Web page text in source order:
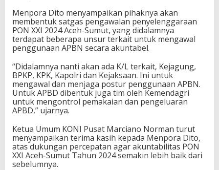
j
u
d
k
a
P
O
N
Y
a
S
u
k
Menpora Dito menyampaikan pihaknya akan
membentuk satgas pengawalan penyelenggaraan
PON XXI 2024 Aceh-Sumut, yang didalamnya
terdapat beberapa unsur terkait untuk mengawal
penggunaan APBN secara akuntabel.
“Didalamnya nanti akan ada K/L terkait, Kejagung,
BPKP, KPK, Kapolri dan Kejaksaan. Ini untuk
mengawal dan menjaga postur penggunaan APBN.
Untuk APBD dibentuk juga tim oleh Kemendagri
untuk mengontrol pemakaian dan pengeluaran
APBD,” ujarnya.
Ketua Umum KONI Pusat Marciano Norman turut
menyampaikan terima kasih kepada Menpora Dito,
atas dukungan percepatan agar akuntabilitas PON
XXI Aceh-Sumut Tahun 2024 semakin lebih baik dari
sebelumnya.